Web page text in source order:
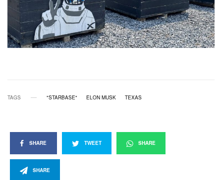
TAGS "STARBASE" ELON MUSK TEXAS
SHARE TWEET SHARE
SHARE